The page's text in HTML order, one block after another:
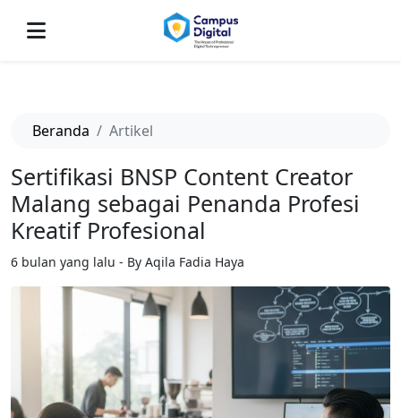
Beranda Artikel
Sertifikasi BNSP Content Creator
Malang sebagai Penanda Profesi
Kreatif Profesional
6 bulan yang lalu - By Aqila Fadia Haya